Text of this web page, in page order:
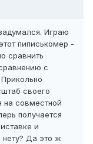
Играю
пиписькомер -
сравнить
с
своего
на совместной
получается
и
нету? Да это ж